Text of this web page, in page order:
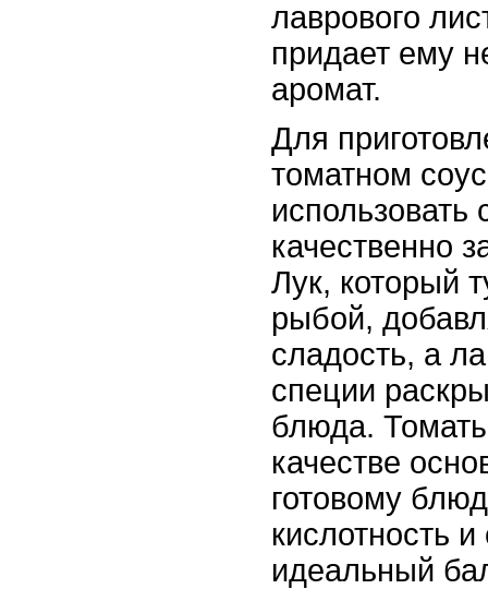
лаврового
придает ему
аромат.
Для
томатном
использовать
качественно
Лук, который
рыбой,
сладость, а
специи
блюда.
качестве
готовому
кислотность
идеальный